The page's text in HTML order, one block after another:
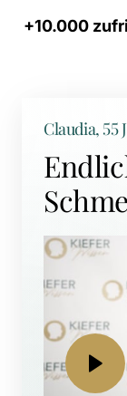
+10.000
Claudia, 55